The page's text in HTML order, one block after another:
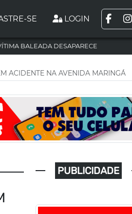
SE LOGIN
BALEADA DESAPARECE
ACIDENTE NA AVENIDA MARINGÁ
PUBLICIDADE